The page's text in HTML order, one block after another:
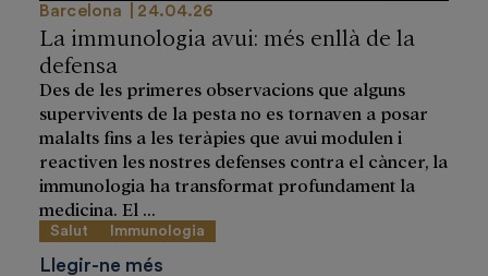
Barcelona 24.04.26
La immunologia avui: més enllà de la
defensa
Des de les primeres observacions que alguns
supervivents de la pesta no es tornaven a posar
malalts fins a les teràpies que avui modulen i
reactiven les nostres defenses contra el càncer, la
immunologia ha transformat profundament la
medicina. El ...
Salut Immunologia
Llegir-ne més